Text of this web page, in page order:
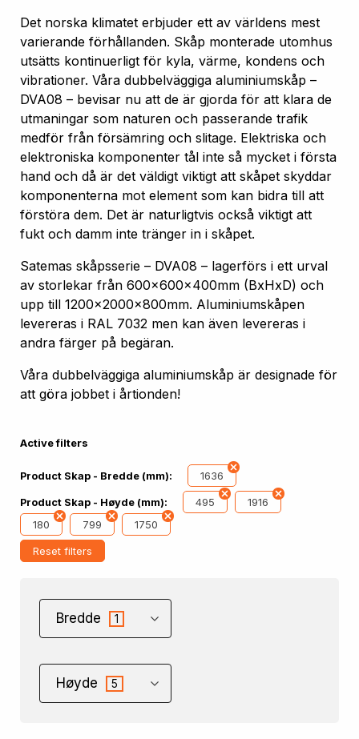
Det norska klimatet erbjuder ett av världens mest
varierande förhållanden. Skåp monterade utomhus
utsätts kontinuerligt för kyla, värme, kondens och
vibrationer. Våra dubbelväggiga aluminiumskåp –
DVA08 – bevisar nu att de är gjorda för att klara de
utmaningar som naturen och passerande trafik
medför från försämring och slitage. Elektriska och
elektroniska komponenter tål inte så mycket i första
hand och då är det väldigt viktigt att skåpet skyddar
komponenterna mot element som kan bidra till att
förstöra dem. Det är naturligtvis också viktigt att
fukt och damm inte tränger in i skåpet.
Satemas skåpsserie – DVA08 – lagerförs i ett urval
av storlekar från 600x600x400mm (BxHxD) och
upp till 1200x2000x800mm. Aluminiumskåpen
levereras i RAL 7032 men kan även levereras i
andra färger på begäran.
Våra dubbelväggiga aluminiumskåp är designade för
att göra jobbet i årtionden!
Active filters
Product Skap - Bredde (mm): 1636
Product Skap - Høyde (mm): 495
1916
180
799 1750
Reset filters
Bredde 1
Høyde 5